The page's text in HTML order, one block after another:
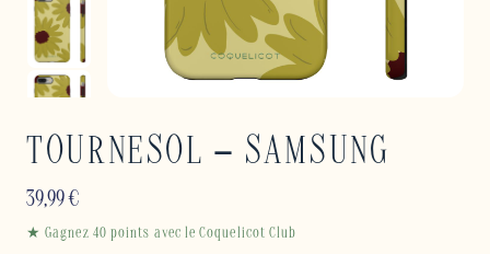
TOURNESOL – SAMSUNG
39,99€
★ Gagnez 40 points avec le Coquelicot Club